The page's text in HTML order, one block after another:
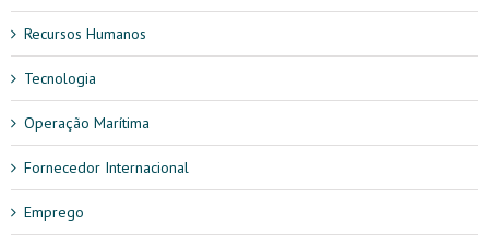
Recursos Humanos
Tecnologia
Operação Marítima
Fornecedor Internacional
Emprego